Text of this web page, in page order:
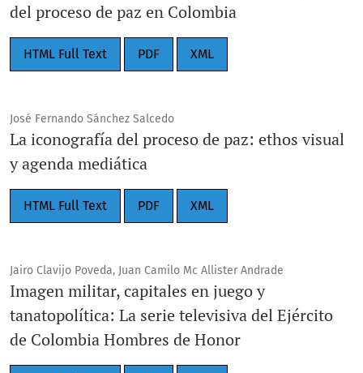
del proceso de paz en Colombia
HTML Full Text PDF XML
José Fernando Sánchez Salcedo
La iconografía del proceso de paz: ethos visual
y agenda mediática
HTML Full Text PDF XML
Jairo Clavijo Poveda, Juan Camilo Mc Allister Andrade
Imagen militar, capitales en juego y
tanatopolítica: La serie televisiva del Ejército
de Colombia Hombres de Honor